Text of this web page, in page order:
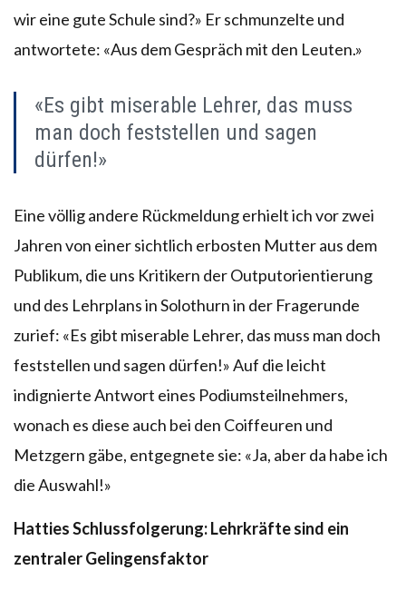
wir eine gute Schule sind?» Er schmunzelte und
antwortete: «Aus dem Gespräch mit den Leuten.»
«Es gibt miserable Lehrer, das muss
man doch feststellen und sagen
dürfen!»
Eine völlig andere Rückmeldung erhielt ich vor zwei
Jahren von einer sichtlich erbosten Mutter aus dem
Publikum, die uns Kritikern der Outputorientierung
und des Lehrplans in Solothurn in der Fragerunde
zurief: «Es gibt miserable Lehrer, das muss man doch
feststellen und sagen dürfen!» Auf die leicht
indignierte Antwort eines Podiumsteilnehmers,
wonach es diese auch bei den Coiffeuren und
Metzgern gäbe, entgegnete sie: «Ja, aber da habe ich
die Auswahl!»
Hatties Schlussfolgerung: Lehrkräfte sind ein
zentraler Gelingensfaktor